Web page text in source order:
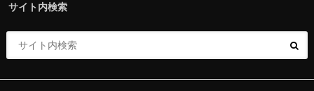
サイト内検索